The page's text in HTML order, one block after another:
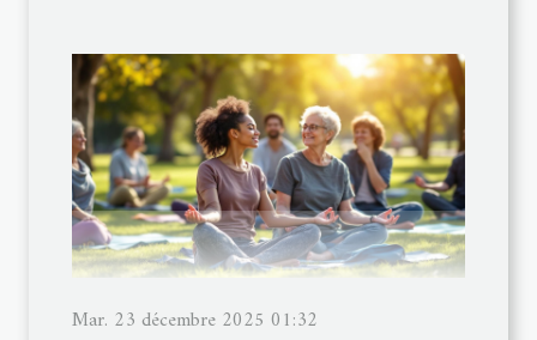
Mar. 23 décembre 2025 01:32